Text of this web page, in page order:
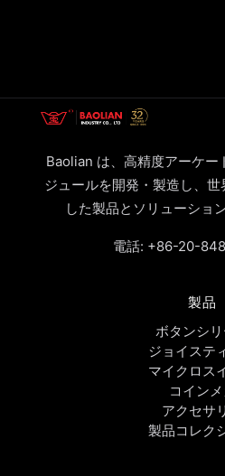
Baolian は、高精度アーケー
ジュールを開発・製造し、
した製品とソリューショ
電話: +86-20-
製品
ボタンシ
ジョイステ
マイクロス
コインメ
アクセサ
製品コレク